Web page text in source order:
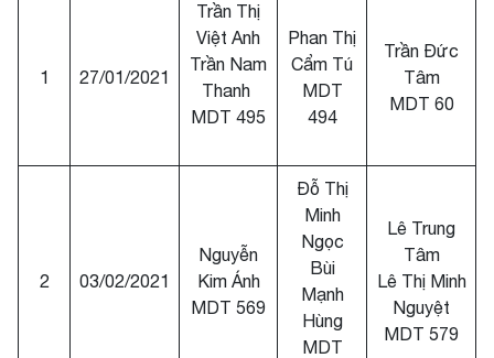
1 27/01/2021
Trần Thị
Việt Anh
Trần Nam
Thanh
MDT 495
Phan Thị
Cẩm Tú
MDT
494
Trần Đức
Tâm
MDT 60
2 03/02/2021
Nguyễn
Kim Ánh
MDT 569
Đỗ Thị
Minh
Ngọc
Bùi
Mạnh
Hùng
MDT
Lê Trung
Tâm
Lê Thị Minh
Nguyệt
MDT 579